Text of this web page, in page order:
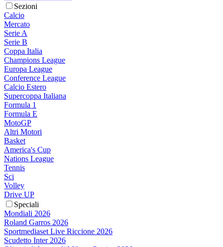
Sezioni
Calcio
Mercato
Serie A
Serie B
Coppa Italia
Champions League
Europa League
Conference League
Calcio Estero
Supercoppa Italiana
Formula 1
Formula E
MotoGP
Altri Motori
Basket
America's Cup
Nations League
Tennis
Sci
Volley
Drive UP
Speciali
Mondiali 2026
Roland Garros 2026
Sportmediaset Live Riccione 2026
Scudetto Inter 2026